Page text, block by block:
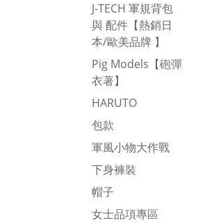
J-TECH 軍規背包
與 配件【熱銷日
本/歐美品牌 】
Pig Models【砲彈
衣著】
HARUTO
包款
軍風小物大作戰
下身褲裝
帽子
女士品項專區